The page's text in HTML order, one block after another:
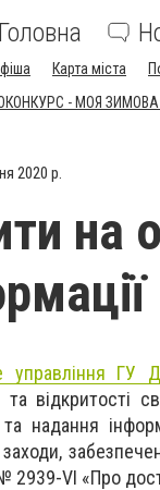
Головна
Карта міста
- МОЯ
2020 р.
на
управління ГУ
та відкритості
та надання
заходи,
2939-VІ «Про